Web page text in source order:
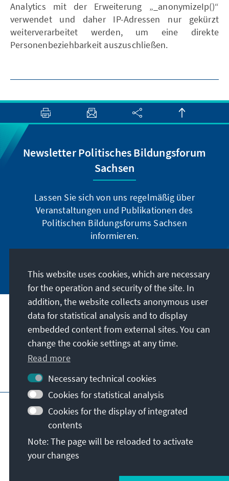
Analytics mit der Erweiterung „_anonymizeIp()“
verwendet und daher IP-Adressen nur gekürzt
weiterverarbeitet werden, um eine direkte
Personenbeziehbarkeit auszuschließen.
Newsletter Politisches Bildungsforum
Sachsen
Lassen Sie sich von uns regelmäßig über
Veranstaltungen und Publikationen des
Politischen Bildungsforums Sachsen
informieren.
Address
Contact
Visit also
Main page of KAS
Data protection
Terms of use
Declaration on accessibility
Report an accessibility issue
General terms and conditions
© Konrad-Adenauer-Stiftung e.V. 2026
This website uses cookies, which are necessary
for the operation and security of the site. In
addition, the website collects anonymous user
data for statistical analysis and to display
embedded content from external sites. You can
change the cookie settings at any time.
Read more
Necessary technical cookies
Cookies for statistical analysis
Cookies for the display of integrated
contents
Note: The page will be reloaded to activate
your changes